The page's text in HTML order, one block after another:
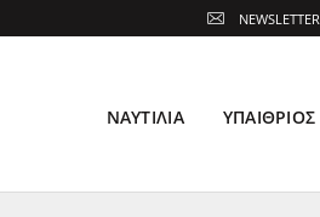
ΝΑΥΤΙΛΊΑ ΥΠΑΊΘΡΙΟΣ
NEWSLETTER